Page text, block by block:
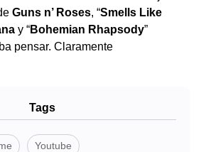
Guns n’ Roses, “Smells Like
y “Bohemian Rhapsody”
pensar. Claramente
Tags
Youtube